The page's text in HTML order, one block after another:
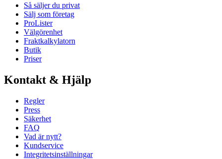
Så säljer du privat
Sälj som företag
ProLister
Välgörenhet
Fraktkalkylatorn
Butik
Priser
Kontakt & Hjälp
Regler
Press
Säkerhet
FAQ
Vad är nytt?
Kundservice
Integritetsinställningar